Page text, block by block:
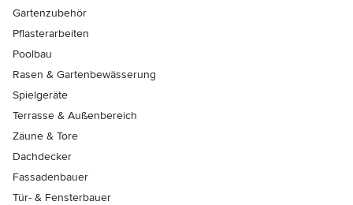
Gartenzubehör
Pflasterarbeiten
Poolbau
Rasen & Gartenbewässerung
Spielgeräte
Terrasse & Außenbereich
Zäune & Tore
Dachdecker
Fassadenbauer
Tür- & Fensterbauer